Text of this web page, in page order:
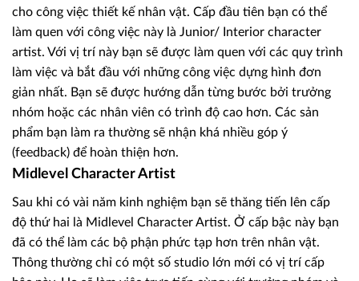
cho công việc thiết kế nhân vật. Cấp đầu tiên bạn có thể
làm quen với công việc này là Junior/ Interior character
artist. Với vị trí này bạn sẽ được làm quen với các quy trình
làm việc và bắt đầu với những công việc dựng hình đơn
giản nhất. Bạn sẽ được hướng dẫn từng bước bởi trưởng
nhóm hoặc các nhân viên có trình độ cao hơn. Các sản
phẩm bạn làm ra thường sẽ nhận khá nhiều góp ý
(feedback) để hoàn thiện hơn.
Midlevel Character Artist
Sau khi có vài năm kinh nghiệm bạn sẽ thăng tiến lên cấp
độ thứ hai là Midlevel Character Artist. Ở cấp bậc này bạn
đã có thể làm các bộ phận phức tạp hơn trên nhân vật.
Thông thường chỉ có một số studio lớn mới có vị trí cấp